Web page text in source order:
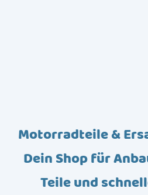
Motorradteile &
Dein Shop für
Teile und